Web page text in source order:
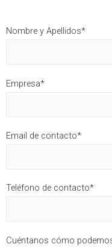
Nombre y Apellidos*
Empresa*
Email de contacto*
Teléfono de contacto*
Cuéntanos cómo